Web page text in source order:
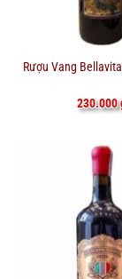
Rượu Vang
230.000